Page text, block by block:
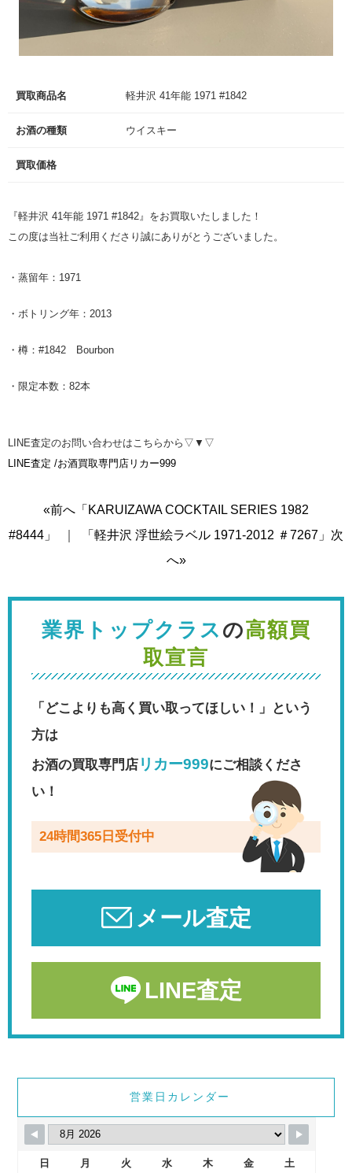
買取商品名 軽井沢 41年能 1971 #1842
お酒の種類 ウイスキー
買取価格
『軽井沢 41年能 1971 #1842』をお買取いたしました！
この度は当社ご利用くださり誠にありがとうございました。
・蒸留年：1971
・ボトリング年：2013
・樽：#1842 Bourbon
・限定本数：82本
LINE査定のお問い合わせはこちらから▽▼▽
LINE査定 /お酒買取専門店リカー999
«前へ「KARUIZAWA COCKTAIL SERIES 1982
#8444」
「軽井沢 浮世絵ラベル 1971-2012 ＃7267」次
へ»
業界トップクラス の高額買
取宣言
「どこよりも高く買い取ってほしい！」という
方は
お酒の買取専門店 リカー999にご相談くださ
い！
24時間365日受付中
メール査定
LINE査定
営業日カレンダー
日 月 火 水 木 金 土